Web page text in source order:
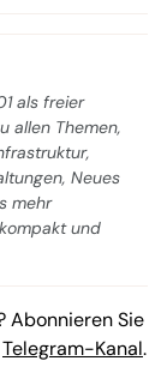
als freier
allen Themen,
Neues
mehr
und
Abonnieren Sie
Telegram-Kanal.